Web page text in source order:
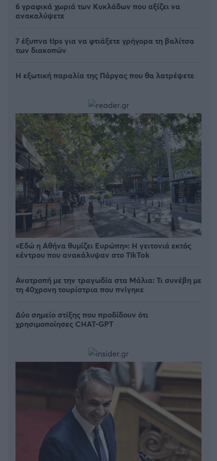
6 γραφικά χωριά των Κυκλάδων που αξίζει να
ανακαλύψετε
7 έξυπνα tips για να φτιάξετε γρήγορα τη βαλίτσα
των διακοπών
Η εξωτική παραλία της Πάργας που θα λατρέψετε
«Εδώ η Αθήνα θυμίζει Ευρώπη»: H γειτονιά εκτός
κέντρου που ανακάλυψαν στο TikTok
Ανατροπή με την τραγωδία στα Μάλια: Τι συνέβη με
τη 40χρονη τουρίστρια που πνίγηκε
Δύο σημείο στίξης που προδίδουν ότι
χρησιμοποίησες CHAT-GPT